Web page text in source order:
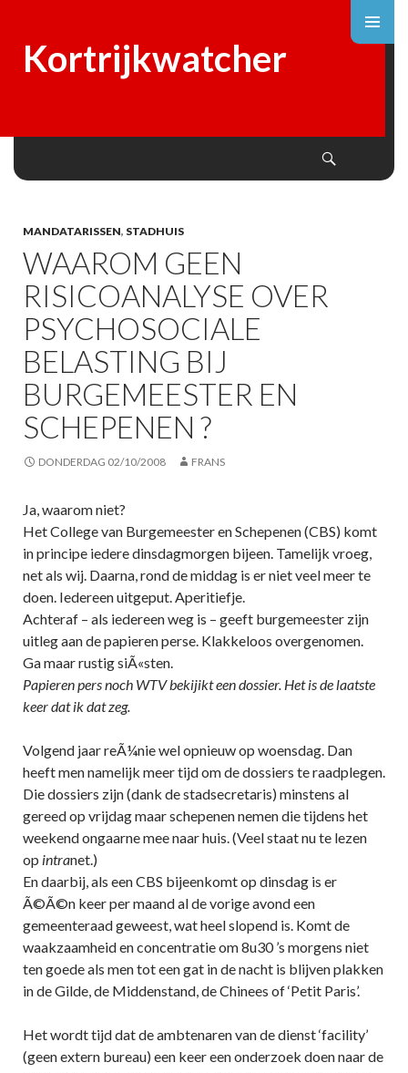
Kortrijkwatcher
MANDATARISSEN, STADHUIS
WAAROM GEEN
RISICOANALYSE OVER
PSYCHOSOCIALE
BELASTING BIJ
BURGEMEESTER EN
SCHEPENEN ?
DONDERDAG 02/10/2008 FRANS
Ja, waarom niet?
Het College van Burgemeester en Schepenen (CBS) komt
in principe iedere dinsdagmorgen bijeen. Tamelijk vroeg,
net als wij. Daarna, rond de middag is er niet veel meer te
doen. Iedereen uitgeput. Aperitiefje.
Achteraf – als iedereen weg is – geeft burgemeester zijn
uitleg aan de papieren perse. Klakkeloos overgenomen.
Ga maar rustig siÃ«sten.
Papieren pers noch WTV bekijikt een dossier. Het is de laatste
keer dat ik dat zeg.
Volgend jaar reÃ¼nie wel opnieuw op woensdag. Dan
heeft men namelijk meer tijd om de dossiers te raadplegen.
Die dossiers zijn (dank de stadsecretaris) minstens al
gereed op vrijdag maar schepenen nemen die tijdens het
weekend ongaarne mee naar huis. (Veel staat nu te lezen
op intranet.)
En daarbij, als een CBS bijeenkomt op dinsdag is er
Ã©Ã©n keer per maand al de vorige avond een
gemeenteraad geweest, wat heel slopend is. Komt de
waakzaamheid en concentratie om 8u30 ’s morgens niet
ten goede als men tot een gat in de nacht is blijven plakken
in de Gilde, de Middenstand, de Chinees of ‘Petit Paris’.
Het wordt tijd dat de ambtenaren van de dienst ‘facility’
(geen extern bureau) een keer een onderzoek doen naar de